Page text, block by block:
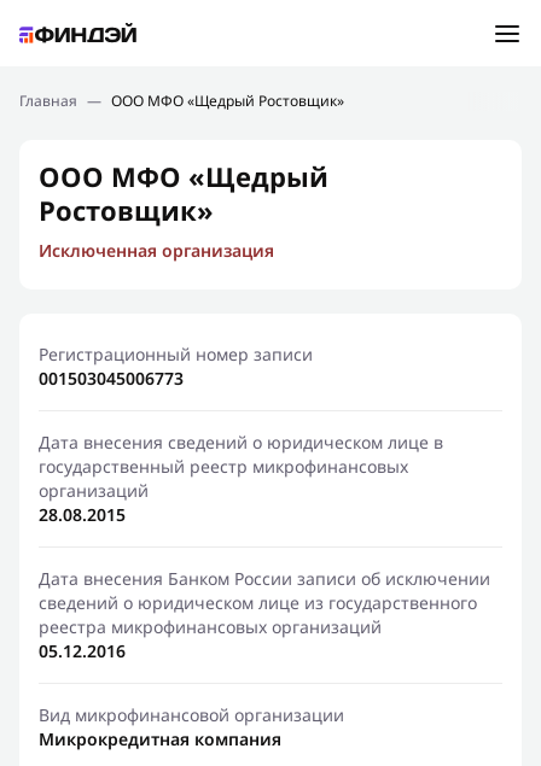
Подбор займа
Новости
Финансовое просвещение
Главная — ООО МФО «Щедрый Ростовщик»
ООО МФО «Щедрый
Ростовщик»
Исключенная организация
Регистрационный номер записи
001503045006773
Дата внесения сведений о юридическом лице в
государственный реестр микрофинансовых
организаций
28.08.2015
Дата внесения Банком России записи об исключении
сведений о юридическом лице из государственного
реестра микрофинансовых организаций
05.12.2016
Вид микрофинансовой организации
Микрокредитная компания
Ошибка:Контактная форма не найдена.
Спасибо, что написали нам
Мы свяжемся с Вами в ближайшее время и сообщим
результат
Отправить новый запрос